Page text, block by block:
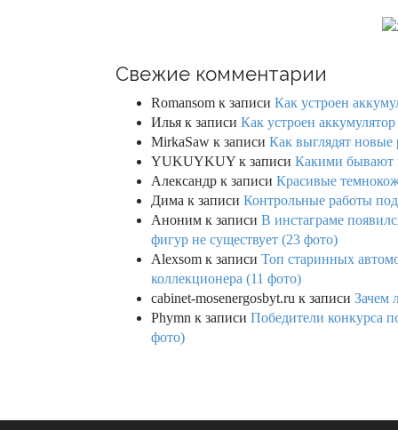
Свежие комментарии
Romansom к записи Как устроен
Илья к записи Как устроен
MirkaSaw к записи Как выглядят новые
YUKUYKUY к записи Какими бывают
Александр к записи Красивые
Дима к записи Контрольные работы
Аноним к записи В инстаграме
фигур не существует (23 фото)
Alexsom к записи Топ старинных
коллекционера (11 фото)
cabinet-mosenergosbyt.ru к записи Зачем
Phymn к записи Победители конкурса
фото)